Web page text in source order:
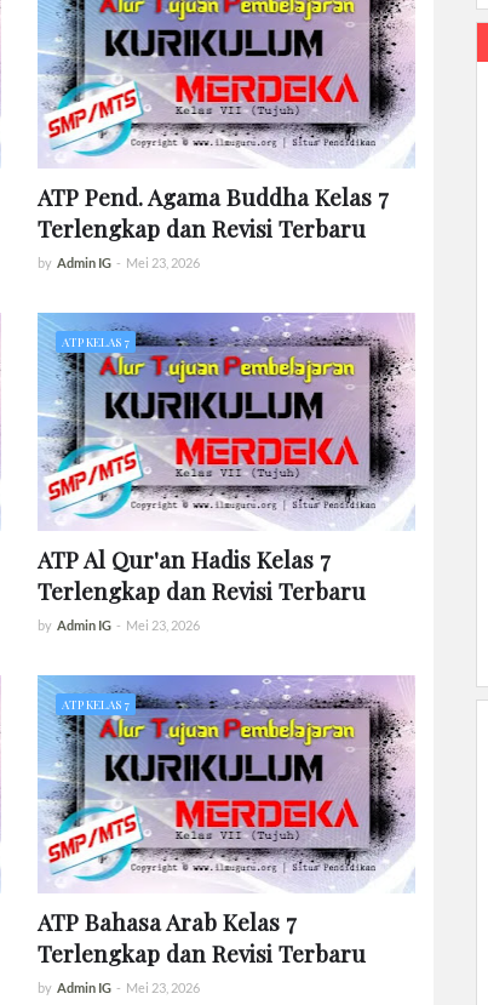
ATP Pend. Agama Buddha Kelas 7
Terlengkap dan Revisi Terbaru
by Admin IG - Mei 23, 2026
ATP KELAS 7
ATP Al Qur'an Hadis Kelas 7
Terlengkap dan Revisi Terbaru
by Admin IG - Mei 23, 2026
ATP KELAS 7
ATP Bahasa Arab Kelas 7
Terlengkap dan Revisi Terbaru
by Admin IG - Mei 23, 2026